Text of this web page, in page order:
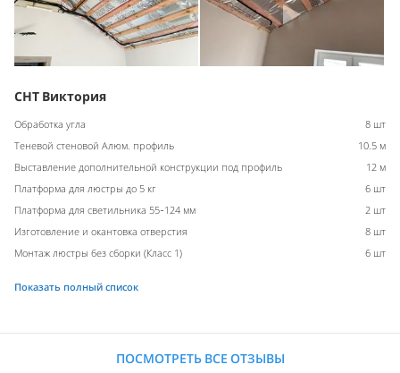
СНТ Виктория
Обработка угла
8 шт
Теневой стеновой Алюм. профиль
10.5 м
Выставление дополнительной конструкции под профиль
12 м
Платформа для люстры до 5 кг
6 шт
Платформа для светильника 55-124 мм
2 шт
Изготовление и окантовка отверстия
8 шт
Монтаж люстры без сборки (Класс 1)
6 шт
Показать полный список
ПОСМОТРЕТЬ ВСЕ ОТЗЫВЫ